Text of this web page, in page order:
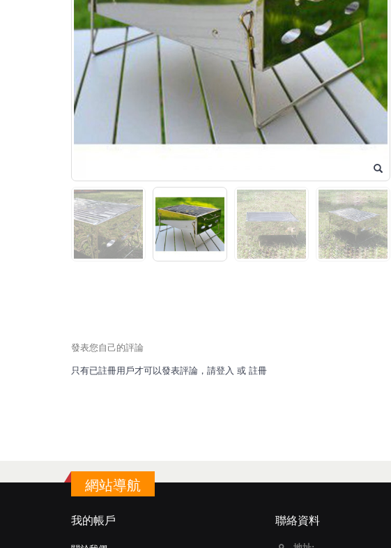
發表您自己的評論
只有已註冊用戶才可以發表評論，請登入 或 註冊
網站導航
我的帳戶 聯絡資料